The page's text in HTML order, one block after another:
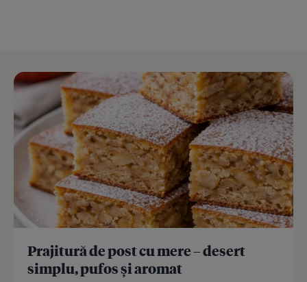
Prajitură de post cu mere – desert
simplu, pufos și aromat